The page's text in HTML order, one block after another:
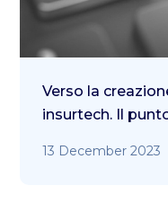
Verso la
insurtech. Il
13 December 2023